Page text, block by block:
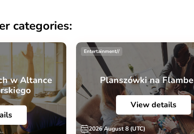
categories:
w Altance
Entertainment//
Planszówki na
View details
2026 August 8 (UTC)